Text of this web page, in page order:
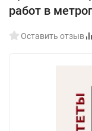
работ в
Оставить отзыв